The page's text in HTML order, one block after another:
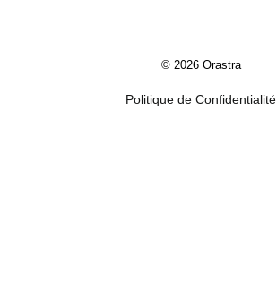
© 2026 Orastra
Politique de Confidentialité